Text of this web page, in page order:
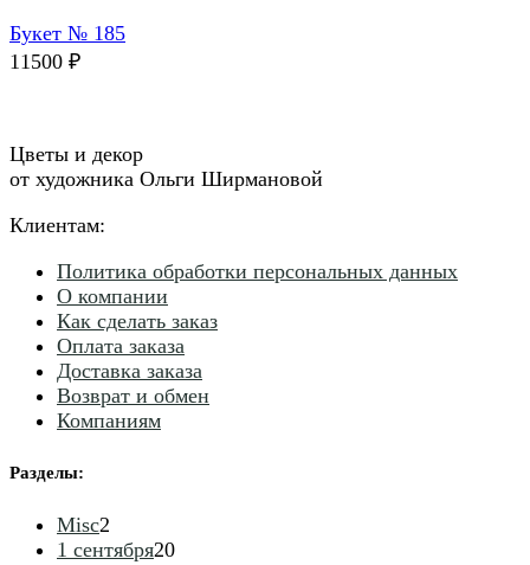
Букет № 185
11500 ₽
Цветы и декор
от художника Ольги Ширмановой
Клиентам:
Политика обработки персональных данных
О компании
Как сделать заказ
Оплата заказа
Доставка заказа
Возврат и обмен
Компаниям
Разделы:
Misc2
товара
1 сентября2020